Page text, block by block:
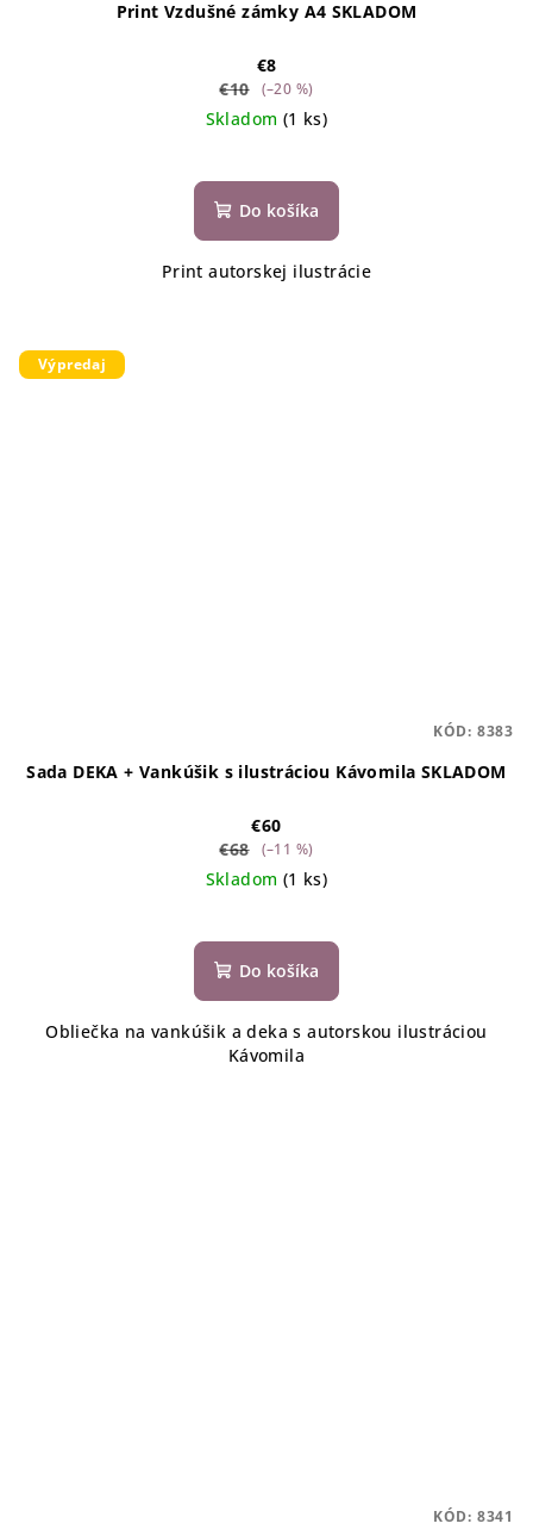
Print Vzdušné zámky A4 SKLADOM
€8
€10
(–20 %)
Skladom (1 ks)
Do košíka
Print autorskej ilustrácie
Výpredaj
Sada DEKA + Vankúšik s ilustráciou Kávomila SKLADOM
€60
€68
(–11 %)
Skladom (1 ks)
Do košíka
Obliečka na vankúšik a deka s autorskou ilustráciou
Kávomila
KÓD: 8383
KÓD: 8341